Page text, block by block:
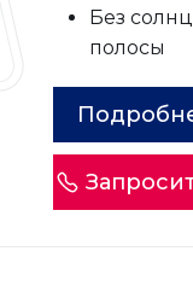
Без
полосы